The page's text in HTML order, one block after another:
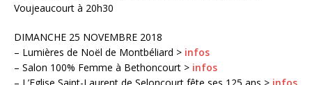
Voujeaucourt à 20h30
DIMANCHE 25 NOVEMBRE 2018
– Lumières de Noël de Montbéliard > infos
– Salon 100% Femme à Bethoncourt > infos
– L’Eglise Saint-Laurent de Seloncourt fête ses 125 ans > infos